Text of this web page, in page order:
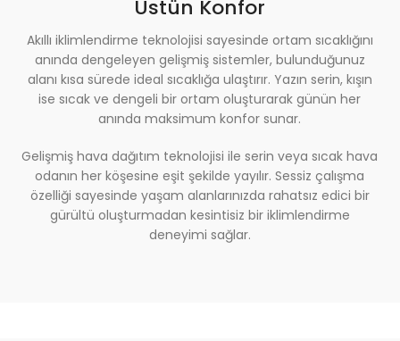
Üstün Konfor
Akıllı iklimlendirme teknolojisi sayesinde ortam sıcaklığını
anında dengeleyen gelişmiş sistemler, bulunduğunuz
alanı kısa sürede ideal sıcaklığa ulaştırır. Yazın serin, kışın
isesıcakvedengelibirortamoluşturarakgününher
anındamaksimumkonforsunar.
Gelişmişhavadağıtım teknolojisiileserinveyasıcakhava
odanınherköşesineeşit şekildeyayılır.Sessizçalışma
özelliği sayesinde yaşam alanlarınızda rahatsız edici bir
gürültü oluşturmadan kesintisiz bir iklimlendirme
deneyimi sağlar.